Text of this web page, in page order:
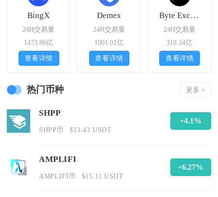
BingX
24H交易量
1473.86亿
查看详情
Demex
24H交易量
1001.01亿
查看详情
Byte Exchange
24H交易量
319.24亿
查看详情
热门币种 更多 +
SHPP
SHPP币 $13.43 USDT
+4.1%
AMPLIFI
AMPLIFI币 $15.11 USDT
+6.27%